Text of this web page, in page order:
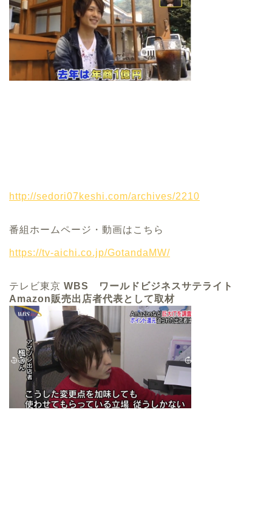
http://sedori07keshi.com/archives/2210
番組ホームページ・動画はこちら
https://tv-aichi.co.jp/GotandaMW/
テレビ東京 WBS ワールドビジネスサテライト
Amazon販売出店者代表として取材